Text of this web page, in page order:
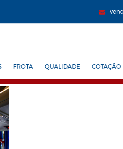
FROTA QUALIDADE COTAÇÃO